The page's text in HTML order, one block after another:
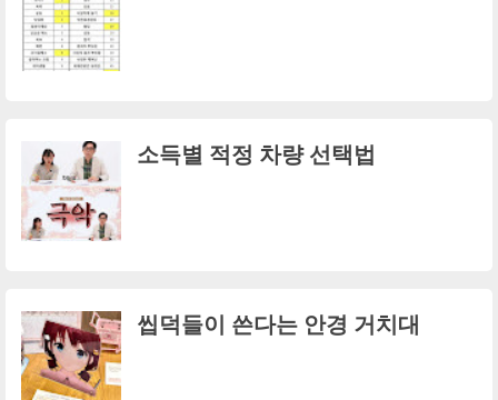
소득별 적정 차량 선택법
씹덕들이 쓴다는 안경 거치대